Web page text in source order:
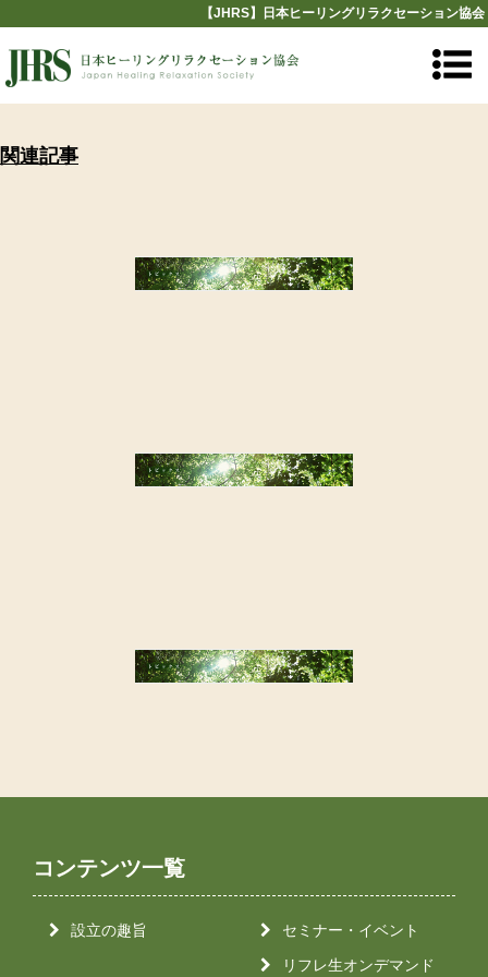
【JHRS】日本ヒーリングリラクセーション協会
関連記事
コンテンツ一覧
設立の趣旨
セミナー・イベント
リフレ生オンデマンド